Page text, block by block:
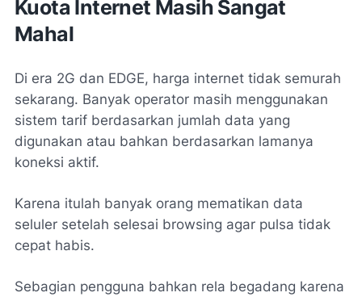
Kuota Internet Masih Sangat
Mahal
Di era 2G dan EDGE, harga internet tidak semurah
sekarang. Banyak operator masih menggunakan
sistem tarif berdasarkan jumlah data yang
digunakan atau bahkan berdasarkan lamanya
koneksi aktif.
Karena itulah banyak orang mematikan data
seluler setelah selesai browsing agar pulsa tidak
cepat habis.
Sebagian pengguna bahkan rela begadang karena